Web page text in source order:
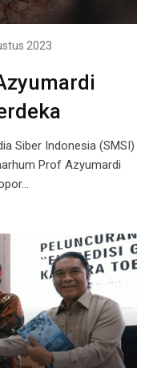
2023
Siber Indonesia (SMSI)
Prof Azyumardi